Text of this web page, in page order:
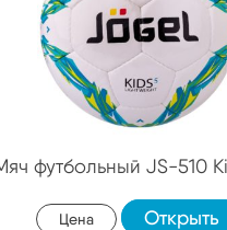
футбольный JS-510
Цена Открыть